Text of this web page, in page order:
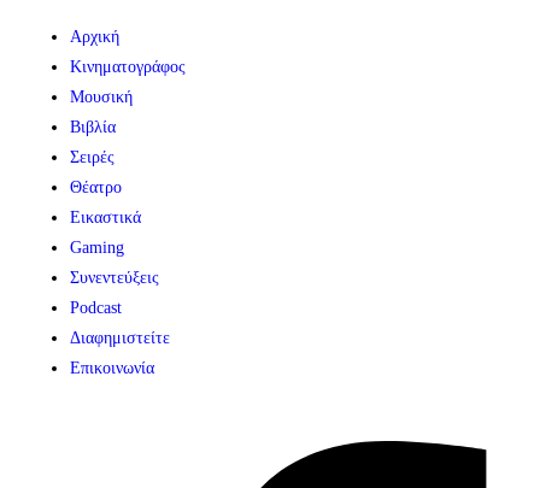
Αρχική
Κινηματογράφος
Μουσική
Βιβλία
Σειρές
Θέατρο
Εικαστικά
Gaming
Συνεντεύξεις
Podcast
Διαφημιστείτε
Επικοινωνία